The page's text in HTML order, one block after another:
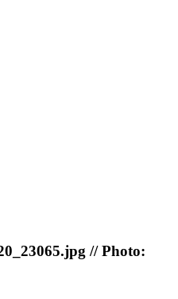
// Photo: